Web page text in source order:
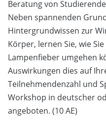
Beratung von
Neben spannenden
Hintergrundwissen zur
Körper, lernen Sie, wie
Lampenfieber umgehen
Auswirkungen dies auf
Teilnehmendenzahl und
Workshop in deutscher
angeboten. (10 AE)